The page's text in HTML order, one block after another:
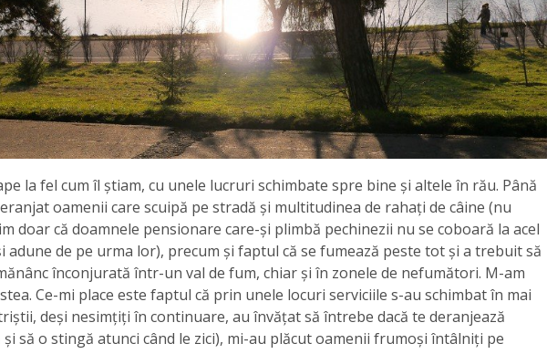
la fel cum îl știam, cu unele lucruri schimbate spre bine și altele în rău. Până
oamenii care scuipă pe stradă și multitudinea de rahați de câine (nu
doar că doamnele pensionare care-și plimbă pechinezii nu se coboară la acel
adune de pe urma lor), precum și faptul că se fumează peste tot și a trebuit să
înconjurată într-un val de fum, chiar și în zonele de nefumători. M-am
Ce-mi place este faptul că prin unele locuri serviciile s-au schimbat în mai
deși nesimțiți în continuare, au învățat să întrebe dacă te deranjează
să o stingă atunci când le zici), mi-au plăcut oamenii frumoși întâlniți pe